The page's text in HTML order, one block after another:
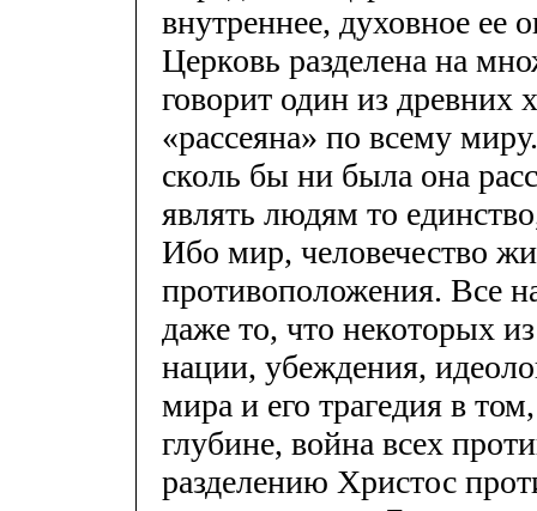
внутреннее, духовное ее
Церковь разделена на
говорит один из древних
«рассеяна» по всему
сколь бы ни была она
являть людям то
Ибо мир, человечество
противоположения. Все
даже то, что некоторых
нации, убеждения,
мира и его трагедия в
глубине, война всех
разделению Христос